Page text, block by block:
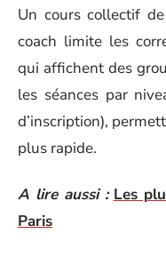
Un cours collectif
coach limite les
qui affichent des
les séances par
d’inscription),
plus rapide.
A lire aussi : Les
Paris